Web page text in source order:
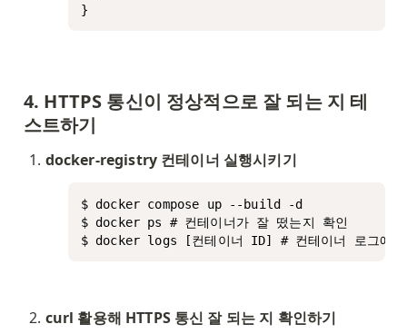
}
4. HTTPS 통신이 정상적으로 잘 되는 지 테
스트하기
docker-registry 컨테이너 실행시키기
$ docker compose up --build -d
$ docker ps # 컨테이너가 잘 떴는지 확인
$ docker logs [컨테이너 ID] # 컨테이너 로그에
curl 활용해 HTTPS 통신 잘 되는 지 확인하기